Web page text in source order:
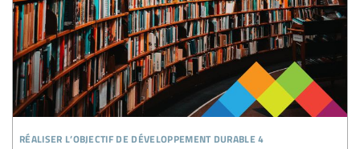
réaliser l’objectif de développement durable 4